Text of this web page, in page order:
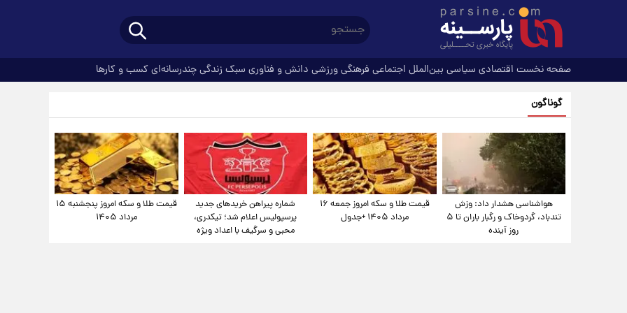
صفحه نخست اقتصادی سیاسی بین‌الملل اجتماعی فرهنگیورزشی دانش و فناوری سبک زندگیچندرسانه‌ای کسب و کارها
گوناگون
هواشناسی هشدار داد: وزش
تندباد، گردوخاک و رگبار باران تا ۵
روز آینده
قیمت طلا و سکه امروز جمعه ۱۶
مرداد ۱۴۰۵ +جدول
شماره پیراهن خریدهای جدید
پرسپولیس اعلام شد؛ تیکدری،
محبی و سرگیف با اعداد ویژه
قیمت طلا و سکه امروز پنجشنبه ۱۵
مرداد ۱۴۰۵